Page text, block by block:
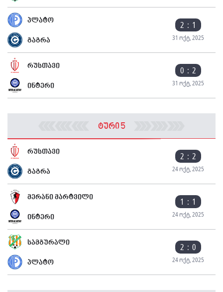
პლატო 2 : 1
31 ოქტ, 2025
გაგრა
რუსთავი 0 : 2
31 ოქტ, 2025
ინტერი
ტური 5
რუსთავი 2 : 2
24 ოქტ, 2025
გაგრა
მერანი მარტვილი 1 : 1
24 ოქტ, 2025
ინტერი
სამგურალი 2 : 0
24 ოქტ, 2025
პლატო